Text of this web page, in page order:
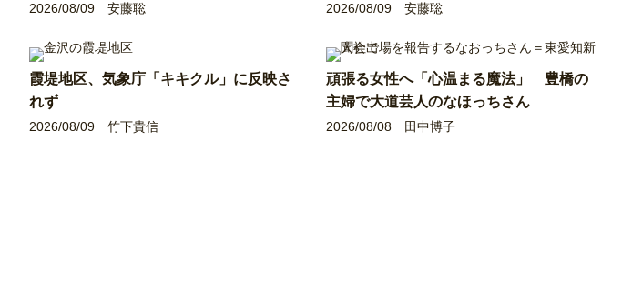
2026/08/09 安藤聡 2026/08/09 安藤聡
霞堤地区、気象庁「キキクル」に反映さ
れず
2026/08/09 竹下貴信
頑張る女性へ「心温まる魔法」 豊橋の
主婦で大道芸人のなほっちさん
2026/08/08 田中博子